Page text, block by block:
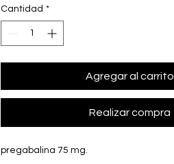
Cantidad *
Agregar al carrito
Realizar compra
pregabalina 75 mg.